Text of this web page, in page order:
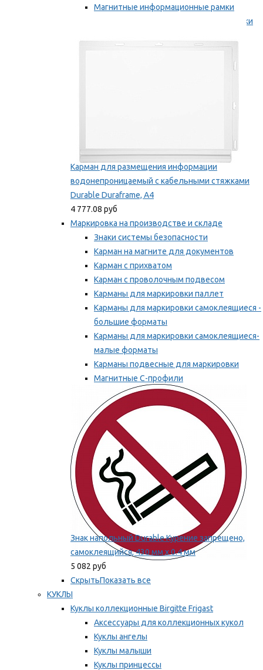
Магнитные информационные рамки
Самоклеящиеся информационные рамки
Карман для размещения информации
водонепроницаемый с кабельными стяжками
Durable Duraframe, А4
4 777.08 руб
Маркировка на производстве и складе
Знаки системы безопасности
Карман на магните для документов
Карман с прихватом
Карман с проволочным подвесом
Карманы для маркировки паллет
Карманы для маркировки самоклеящиеся -
большие форматы
Карманы для маркировки самоклеящиеся-
малые форматы
Карманы подвесные для маркировки
Магнитные С-профили
Напольная маркировка
Мы рекомендуем
Знак напольный Durable Курение запрещено,
самоклеящийся, 430 мм х 0.4 мм
5 082 руб
СкрытьПоказать все
КУКЛЫ
Куклы коллекционные Birgitte Frigast
Аксессуары для коллекционных кукол
Куклы ангелы
Куклы малыши
Куклы принцессы